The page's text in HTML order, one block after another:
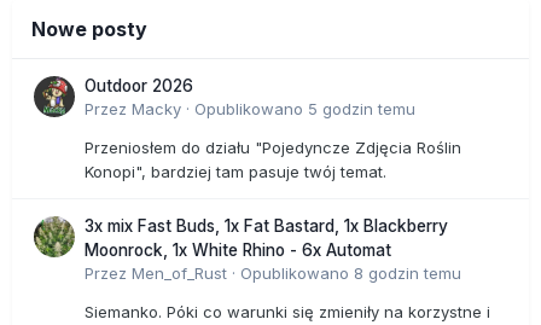
Nowe posty
Outdoor 2026
Przez Macky · Opublikowano 5 godzin temu
Przeniosłem do działu "Pojedyncze Zdjęcia Roślin
Konopi", bardziej tam pasuje twój temat.
3x mix Fast Buds, 1x Fat Bastard, 1x Blackberry
Moonrock, 1x White Rhino - 6x Automat
Przez Men_of_Rust · Opublikowano 8 godzin temu
Siemanko. Póki co warunki się zmieniły na korzystne i